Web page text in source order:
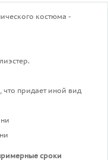
костюма -
что придает иной вид
сроки